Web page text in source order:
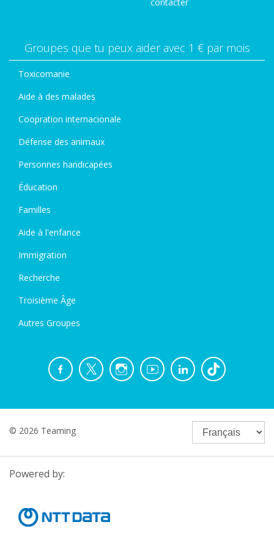
Groupes que tu peux aider avec 1 € par mois
Toxicomanie
Aide à des malades
Coopration internacionale
Défense des animaux
Personnes handicapées
Éducation
Familles
Aide à l'enfance
Immigration
Recherche
Troisième Âge
Autres Groupes
© 2026 Teaming
Powered by: